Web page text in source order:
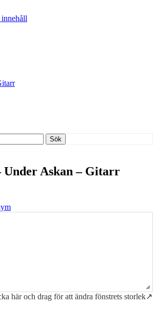
Sök
Askan – Gitarr
här och drag för att ändra fönstrets storlek↗